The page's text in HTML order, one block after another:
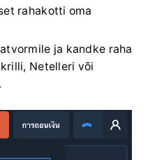
rahakotti oma
ja kandke raha
Netelleri või